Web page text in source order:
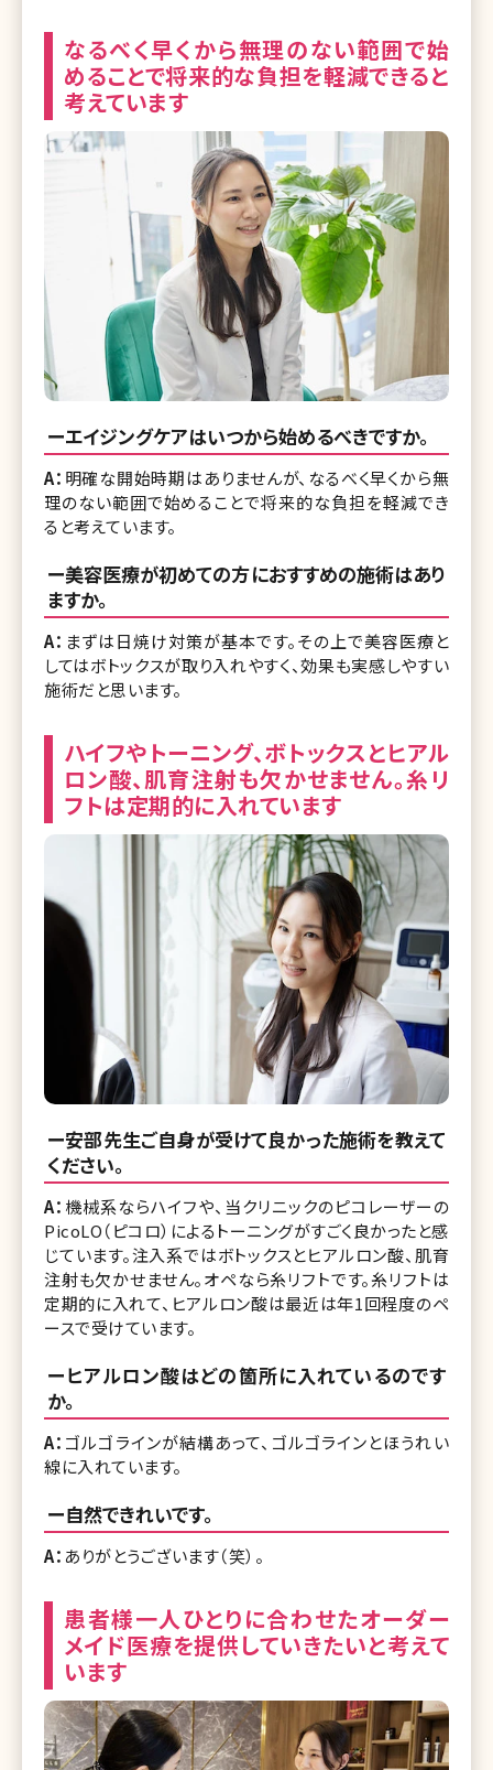
なるべく早くから無理のない範囲で始
めることで将来的な負担を軽減できると
考えています
ーエイジングケアはいつから始めるべきですか。
A： 明確な開始時期はありませんが、なるべく早くから無
理のない範囲で始めることで将来的な負担を軽減でき
ると考えています。
ー美容医療が初めての方におすすめの施術はあり
ますか。
A： まずは日焼け対策が基本です。その上で美容医療と
してはボトックスが取り入れやすく、効果も実感しやすい
施術だと思います。
ハイフやトーニング、ボトックスとヒアル
ロン酸、肌育注射も欠かせません。糸リ
フトは定期的に入れています
ー安部先生ご自身が受けて良かった施術を教えて
ください。
A： 機械系ならハイフや、当クリニックのピコレーザーの
PicoLO（ピコロ）によるトーニングがすごく良かったと感
じています。注入系ではボトックスとヒアルロン酸、肌育
注射も欠かせません。オペなら糸リフトです。糸リフトは
定期的に入れて、ヒアルロン酸は最近は年1回程度のペ
ースで受けています。
ーヒアルロン酸はどの箇所に入れているのです
か。
A： ゴルゴラインが結構あって、ゴルゴラインとほうれい
線に入れています。
ー自然できれいです。
A： ありがとうございます（笑）。
患者様一人ひとりに合わせたオーダー
メイド医療を提供していきたいと考えて
います